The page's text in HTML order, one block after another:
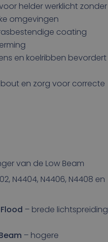
helder werklicht zonder
omgevingen
coating
en koelribben bevordert
en zorg voor correcte
van de Low Beam
N4404, N4406, N4408 en
– brede lichtspreiding
– hogere